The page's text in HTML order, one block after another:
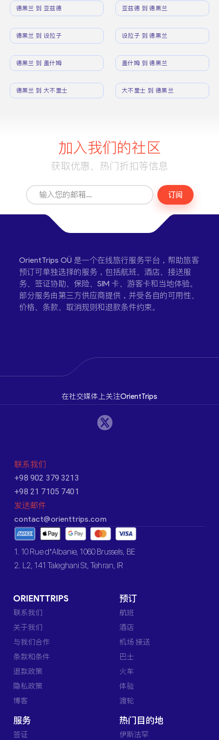
德黑兰 到 亚兹德 亚兹德 到 德黑兰
德黑兰 到 设拉子 设拉子 到 德黑兰
德黑兰 到 盖什姆 盖什姆 到 德黑兰
德黑兰 到 大不里士 大不里士 到 德黑兰
加入我们的社区
获取优惠、热门折扣等信息
订阅
OrientTrips OÜ 是一个在线旅行服务平台，帮助旅客
预订可单独选择的服务，包括航班、酒店、接送服
务、签证协助、保险、SIM 卡、游客卡和当地体验。
部分服务由第三方供应商提供，并受各自的可用性、
价格、条款、取消规则和退款条件约束。
在社交媒体上关注OrientTrips
联系我们
+98 902 379 3213
+98 21 7105 7401
发送邮件
contact@orienttrips.com
1. 10 Rue d’Albanie, 1060 Brussels, BE
2. L2, 141 Taleghani St, Tehran, IR
ORIENTTRIPS
联系我们
关于我们
与我们合作
条款和条件
退款政策
隐私政策
博客
预订
航班
酒店
机场 接送
巴士
火车
体验
渡轮
服务
签证
热门目的地
伊斯法罕